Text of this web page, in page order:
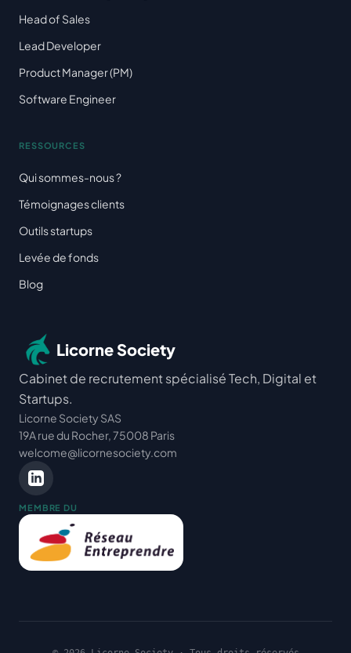
Head of Sales
Lead Developer
Product Manager (PM)
Software Engineer
RESSOURCES
Qui sommes-nous ?
Témoignages clients
Outils startups
Levée de fonds
Blog
Licorne Society
Cabinet de recrutement spécialisé Tech, Digital et
Startups.
Licorne Society SAS
19A rue du Rocher, 75008 Paris
welcome@licornesociety.com
MEMBRE DU